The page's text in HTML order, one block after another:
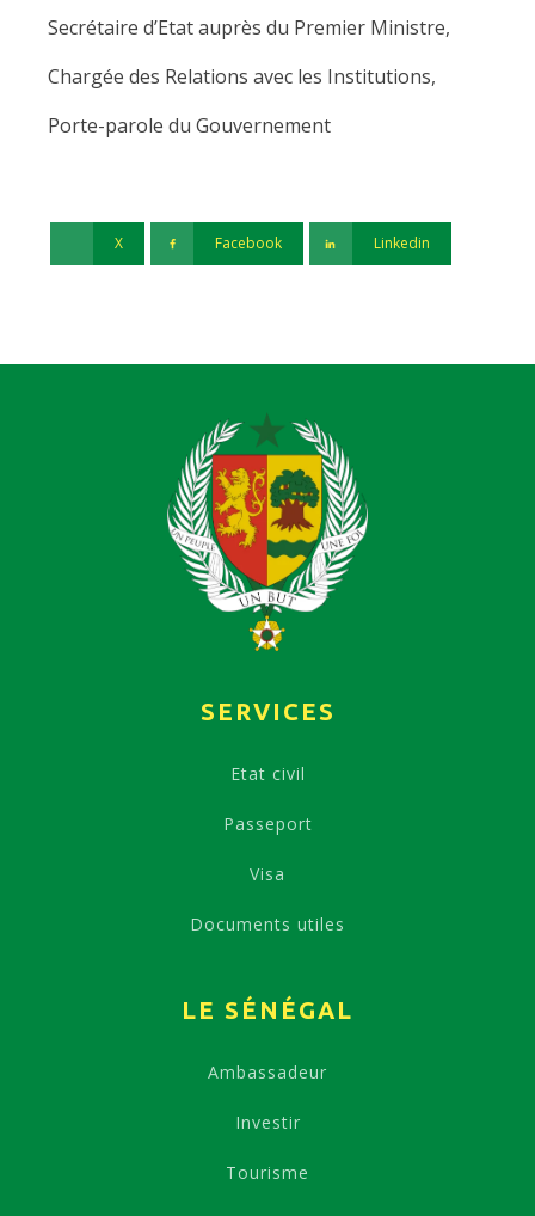
Secrétaire d’Etat auprès du Premier Ministre,
Chargée des Relations avec les Institutions,
Porte-parole du Gouvernement
X Facebook Linkedin
SERVICES
Etat civil
Passeport
Visa
Documents utiles
LE SÉNÉGAL
Ambassadeur
Investir
Tourisme